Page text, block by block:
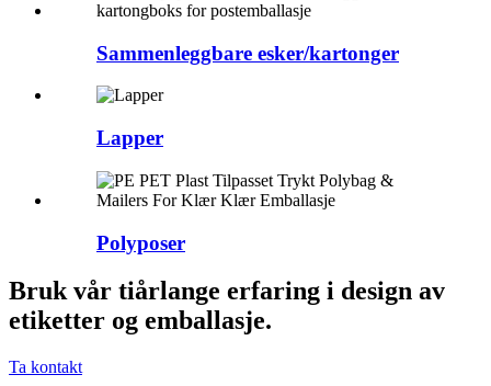
Sammenleggbare esker/kartonger
Lapper
Polyposer
Bruk vår tiårlange erfaring i design av
etiketter og emballasje.
Ta kontakt